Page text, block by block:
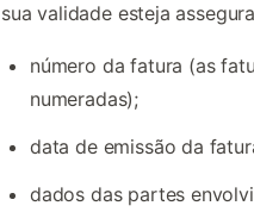
sua validade esteja
número da fatura (as
numeradas);
data de emissão da
dados das partes